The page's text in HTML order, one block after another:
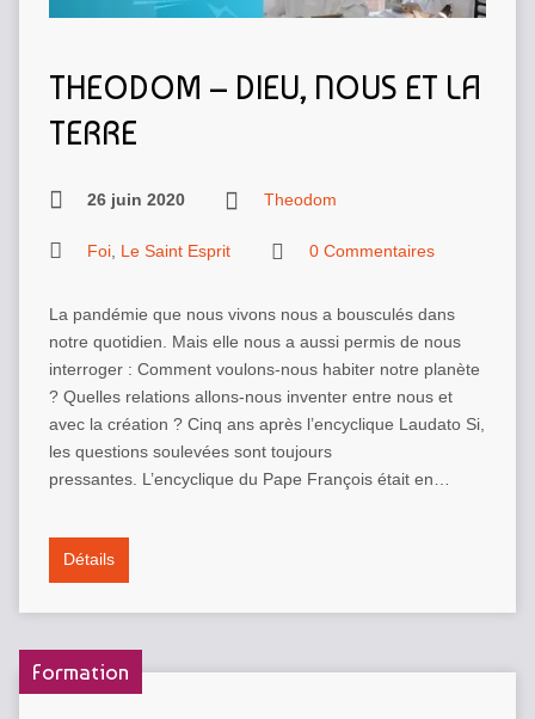
THEODOM – DIEU, NOUS ET LA
TERRE
26 juin 2020 Theodom
Foi, Le Saint Esprit 0 Commentaires
La pandémie que nous vivons nous a bousculés dans
notre quotidien. Mais elle nous a aussi permis de nous
interroger : Comment voulons-nous habiter notre planète
? Quelles relations allons-nous inventer entre nous et
avec la création ? Cinq ans après l’encyclique Laudato Si,
les questions soulevées sont toujours
pressantes. L’encyclique du Pape François était en…
Détails
Formation